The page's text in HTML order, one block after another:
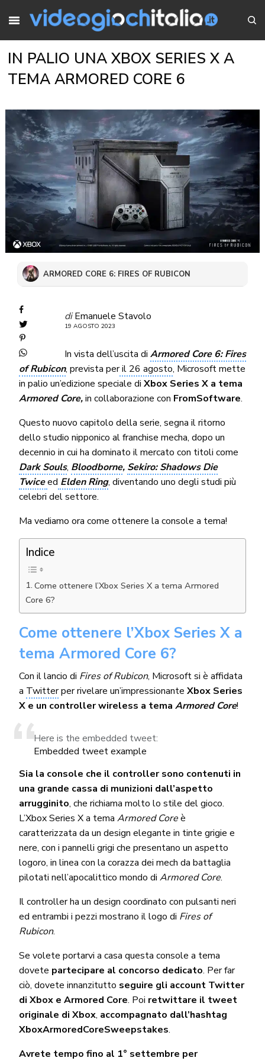
IN PALIO UNA XBOX SERIES X A
TEMA ARMORED CORE 6
ARMORED CORE 6: FIRES OF RUBICON
di Emanuele Stavolo
19 AGOSTO 2023
In vista dell’uscita di Armored Core 6: Fires
of Rubicon, prevista peril 26 agosto, Microsoft mette
in palio un’edizione speciale di Xbox Series X a tema
Armored Core,in collaborazione con FromSoftware.
Questo nuovo capitolo della serie, segna il ritorno
dello studio nipponico al franchise mecha, dopo un
decennio in cui ha dominato il mercato con titoli come
Dark Souls, Bloodborne, Sekiro: Shadows Die
Twiceed Elden Ring, diventando uno degli studi più
celebri del settore.
Ma vediamo ora come ottenere la console a tema!
Indice
Come ottenere l’Xbox Series X a tema Armored
Core 6?
Come ottenere l’Xbox Series X a
tema Armored Core 6?
Con il lancio di Fires of Rubicon, Microsoft si è affidata
a Twitterper rivelare un’impressionanteXbox Series
X e un controller wireless a tema Armored Core!
Here is the embedded tweet:
Embedded tweet example
Sia la console che il controller sono contenuti in
una grande cassa di munizioni dall’aspetto
arrugginito, che richiama molto lo stile del gioco.
L’Xbox Series X a temaArmored Coreè
caratterizzata da un design elegante in tinte grigie e
nere, con i pannelli grigi che presentano un aspetto
logoro, in linea con la corazza dei mech da battaglia
pilotati nell’apocalittico mondo diArmored Core.
Il controller ha un design coordinato con pulsanti neri
ed entrambi i pezzi mostrano il logo di Fires of
Rubicon.
Se volete portarvi a casa questa console a tema
dovete partecipare al concorso dedicato. Per far
ciò, dovete innanzitutto seguire gli account Twitter
di Xbox e Armored Core. Poi retwittare il tweet
originale di Xbox, accompagnato dall’hashtag
XboxArmoredCoreSweepstakes.
Avrete tempo fino al 1° settembre per